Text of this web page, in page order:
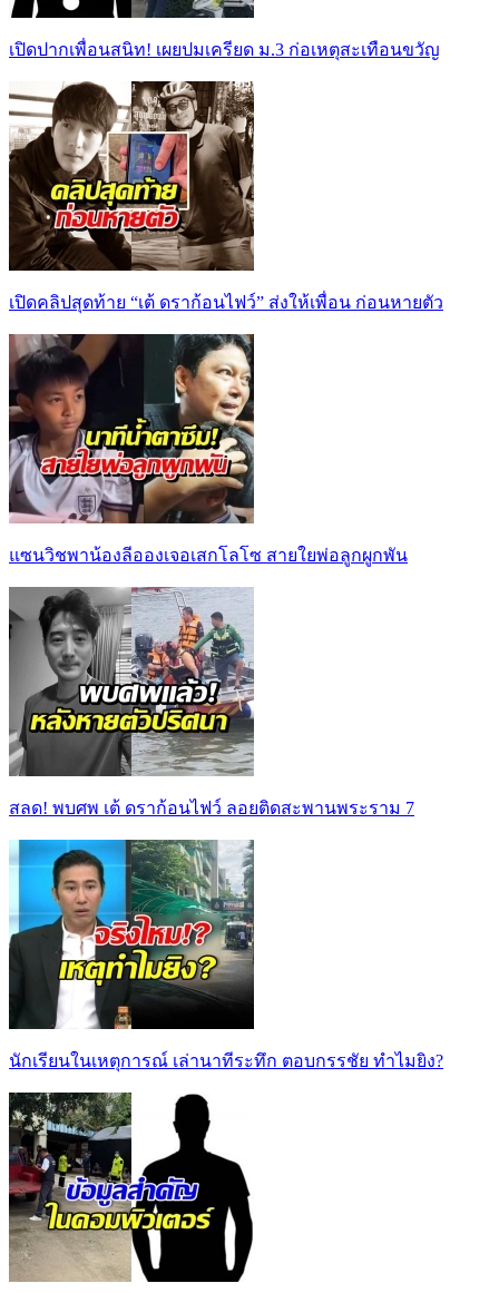
เปิดปากเพื่อนสนิท! เผยปมเครียด ม.3 ก่อเหตุสะเทือนขวัญ
เปิดคลิปสุดท้าย “เต้ ดราก้อนไฟว์” ส่งให้เพื่อน ก่อนหายตัว
แซนวิชพาน้องลีอองเจอเสกโลโซ สายใยพ่อลูกผูกพัน
สลด! พบศพ เต้ ดราก้อนไฟว์ ลอยติดสะพานพระราม 7
นักเรียนในเหตุการณ์ เล่านาทีระทึก ตอบกรรชัย ทำไมยิง?